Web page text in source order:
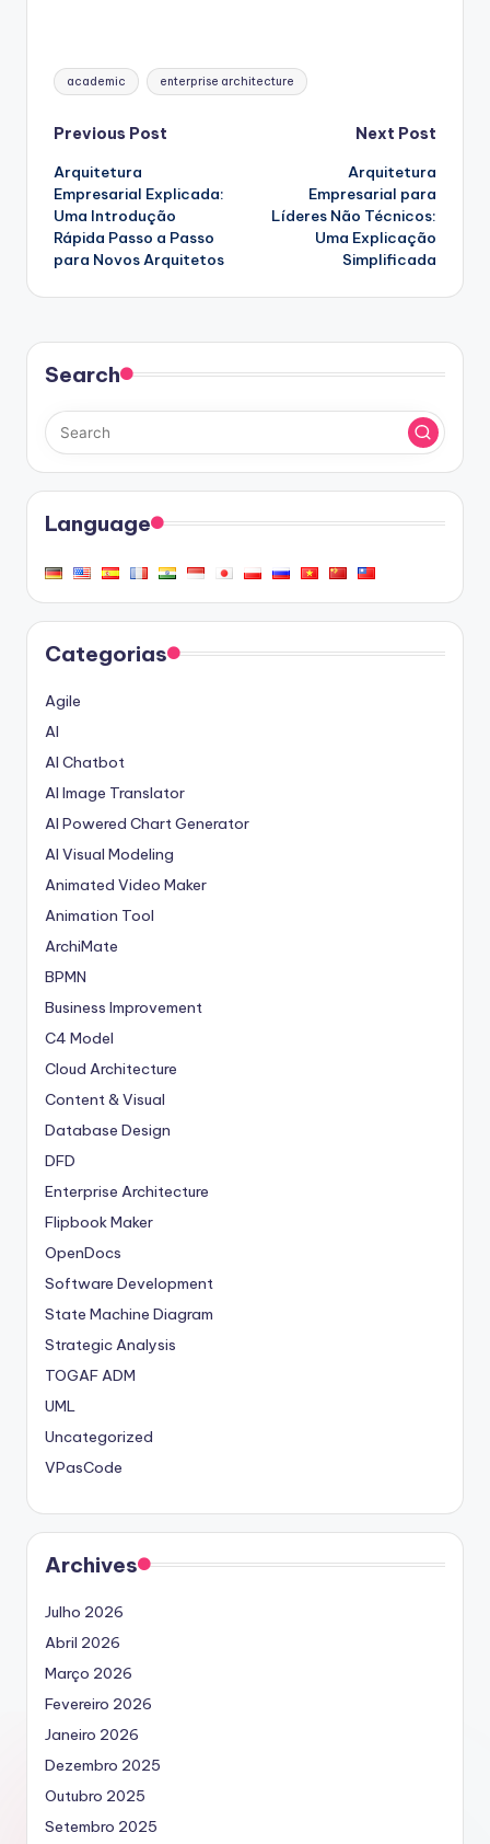
Tags:
academic enterprise architecture
Post
navigation
Previous Post
Arquitetura
Empresarial Explicada:
Uma Introdução
Rápida Passo a Passo
para Novos Arquitetos
Next Post
Arquitetura
Empresarial para
Líderes Não Técnicos:
Uma Explicação
Simplificada
Search
Language
Categorias
Agile
AI
AI Chatbot
AI Image Translator
AI Powered Chart Generator
AI Visual Modeling
Animated Video Maker
Animation Tool
ArchiMate
BPMN
Business Improvement
C4 Model
Cloud Architecture
Content & Visual
Database Design
DFD
Enterprise Architecture
Flipbook Maker
OpenDocs
Software Development
State Machine Diagram
Strategic Analysis
TOGAF ADM
UML
Uncategorized
VPasCode
Archives
Julho 2026
Abril 2026
Março 2026
Fevereiro 2026
Janeiro 2026
Dezembro 2025
Outubro 2025
Setembro 2025